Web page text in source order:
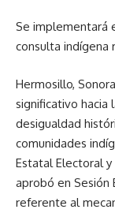
Se implementará
consulta indígena
Hermosillo,
significativo hacia
desigualdad
comunidades
Estatal Electoral y
aprobó en Sesión
referente al